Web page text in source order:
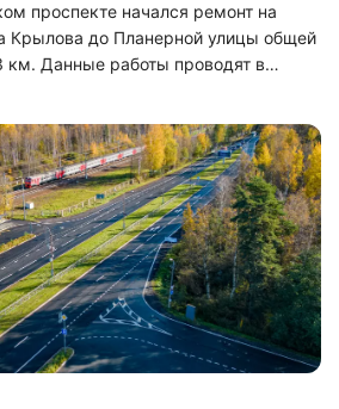
проспекте начался ремонт на
Крылова до Планерной улицы общей
км. Данные работы проводят в